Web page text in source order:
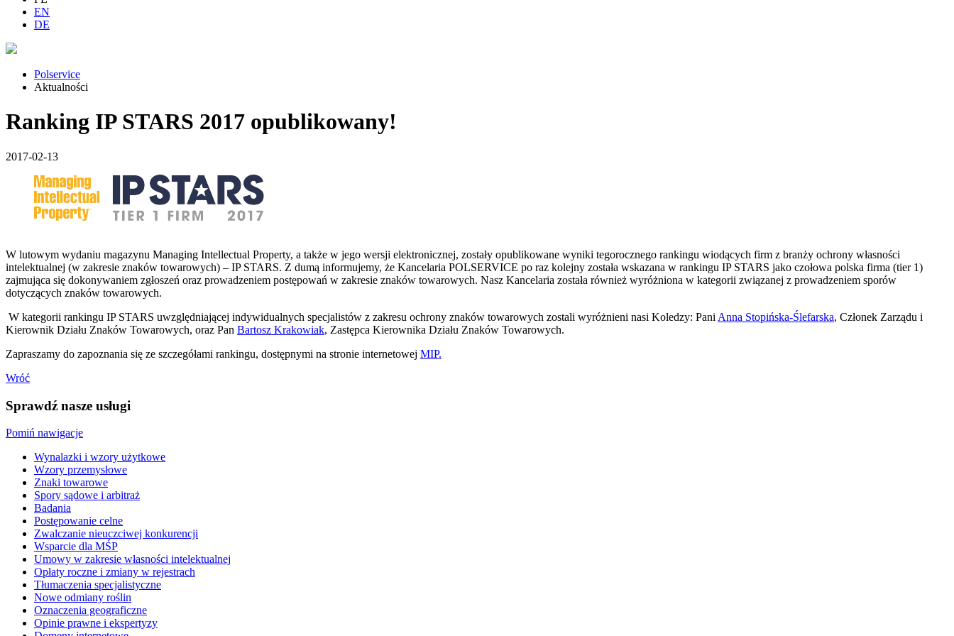
EN
DE
Polservice
Aktualności
Ranking IP STARS 2017 opublikowany!
2017-02-13
W lutowym wydaniu magazynu Managing Intellectual Property, a także w jego wersji elektronicznej, zostały opublikowane wyniki tegorocznego rankingu wiodących firm z branży ochrony własności
intelektualnej (w zakresie znaków towarowych) – IP STARS. Z dumą informujemy, że Kancelaria POLSERVICE po raz kolejny została wskazana w rankingu IP STARS jako czołowa polska firma (tier 1)
zajmująca się dokonywaniem zgłoszeń oraz prowadzeniem postępowań w zakresie znaków towarowych. Nasz Kancelaria została również wyróżniona w kategorii związanej z prowadzeniem sporów
dotyczących znaków towarowych.
W kategorii rankingu IP STARS uwzględniającej indywidualnych specjalistów z zakresu ochrony znaków towarowych zostali wyróżnieni nasi Koledzy: Pani Anna Stopińska-Ślefarska, Członek Zarządu i
Kierownik Działu Znaków Towarowych, oraz Pan Bartosz Krakowiak, Zastępca Kierownika Działu Znaków Towarowych.
Zapraszamy do zapoznania się ze szczegółami rankingu, dostępnymi na stronie internetowej MIP.
Wróć
Sprawdź nasze usługi
Pomiń nawigacje
Wynalazki i wzory użytkowe
Wzory przemysłowe
Znaki towarowe
Spory sądowe i arbitraż
Badania
Postępowanie celne
Zwalczanie nieuczciwej konkurencji
Wsparcie dla MŚP
Umowy w zakresie własności intelektualnej
Opłaty roczne i zmiany w rejestrach
Tłumaczenia specjalistyczne
Nowe odmiany roślin
Oznaczenia geograficzne
Opinie prawne i ekspertyzy